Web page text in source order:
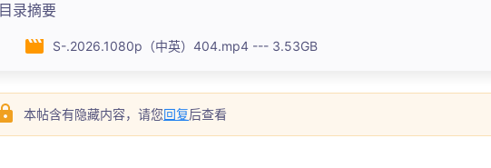
目录摘要
S-.2026.1080p（中英）404.mp4 --- 3.53GB
本帖含有隐藏内容，请您回复后查看